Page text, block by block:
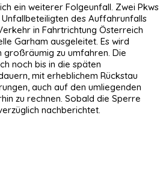
ein weiterer Folgeunfall. Zwei Pkws
des Auffahrunfalls
in Fahrtrichtung Österreich
Garham ausgeleitet. Es wird
großräumig zu umfahren. Die
noch bis in die späten
mit erheblichem Rückstau
auch auf den umliegenden
zu rechnen. Sobald die Sperre
nachberichtet.